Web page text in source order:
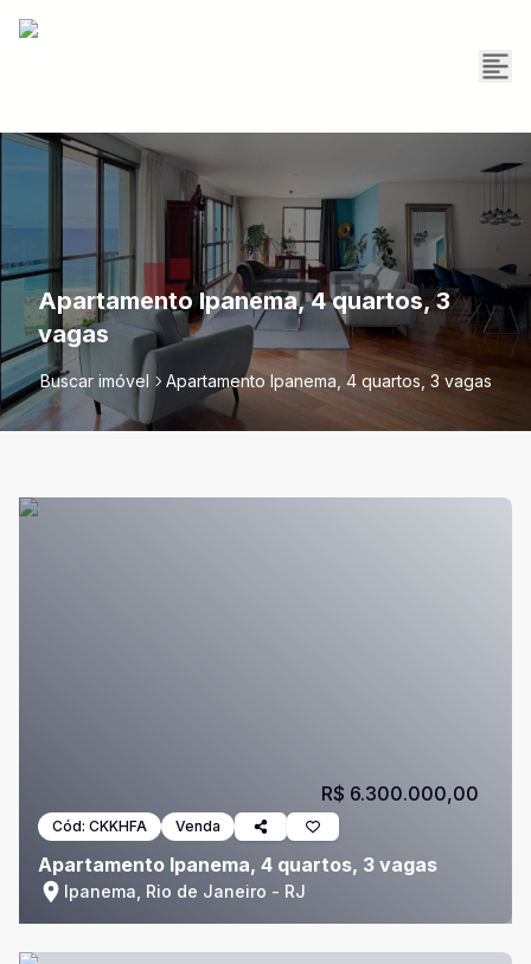
Apartamento Ipanema, 4 quartos, 3
vagas
Buscar imóvel Apartamento Ipanema, 4 quartos, 3 vagas
Cód: CKKHFA Venda
Apartamento Ipanema, 4 quartos, 3 vagas
Ipanema, Rio de Janeiro - RJ
R$ 6.300.000,00